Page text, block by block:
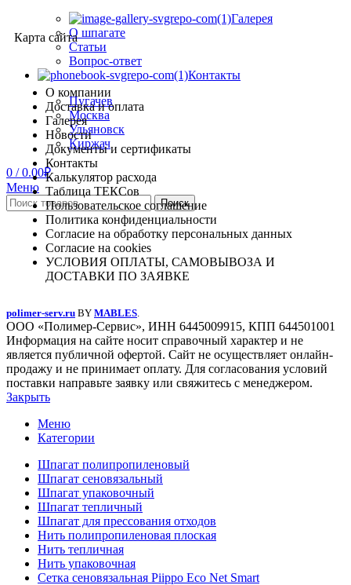
Галерея
О шпагате
Статьи
Вопрос-ответ
Контакты
Пугачев
Москва
Ульяновск
Киржач
0 / 0.00₽
Меню
Поиск
Карта сайта
О компании
Доставка и оплата
Галерея
Новости
Документы и сертификаты
Контакты
Калькулятор расхода
Таблица ТЕКСов
Пользовательское соглашение
Политика конфиденциальности
Согласие на обработку персональных данных
Согласие на cookies
УСЛОВИЯ ОПЛАТЫ, САМОВЫВОЗА И
ДОСТАВКИ ПО ЗАЯВКЕ
polimer-serv.ru BY MABLES
ООО «Полимер-Сервис», ИНН 6445009915, КПП 644501001
Информация на сайте носит справочный характер и не
является публичной офертой. Сайт не осуществляет онлайн-
продажу и не принимает оплату. Для согласования условий
поставки направьте заявку или свяжитесь с менеджером.
Закрыть
Меню
Категории
Шпагат полипропиленовый
Шпагат сеновязальный
Шпагат упаковочный
Шпагат тепличный
Шпагат для прессования отходов
Нить полипропиленовая плоская
Нить тепличная
Нить упаковочная
Сетка сеновязальная Piippo Eco Net Smart